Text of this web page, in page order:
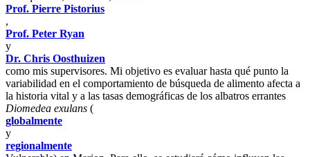
Prof. Pierre Pistorius
,
Prof. Peter Ryan
y
Dr. Chris Oosthuizen
como mis supervisores. Mi objetivo es evaluar hasta qué punto la
variabilidad en el comportamiento de búsqueda de alimento afecta a
la historia vital y a las tasas demográficas de los albatros errantes
Diomedea exulans (
globalmente
y
regionalmente